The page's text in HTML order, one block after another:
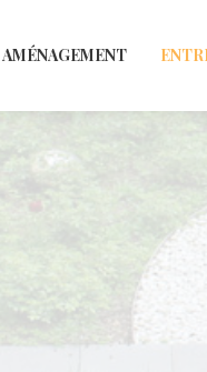
AMÉNAGEMENT